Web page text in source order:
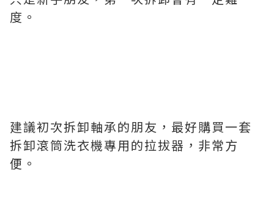
度。
建議初次拆卸軸承的朋友，最好購買一套
拆卸滾筒洗衣機專用的拉拔器，非常方
便。